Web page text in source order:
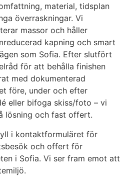
material, tidsplan
överraskningar. Vi
massor och håller
kapning och smart
som Sofia. Efter slutfört
för att behålla finishen
med dokumenterad
före, under och efter
eller bifoga skiss/foto – vi
lösning och fast offert.
i kontaktformuläret för
och offert för
i Sofia. Vi ser fram emot att